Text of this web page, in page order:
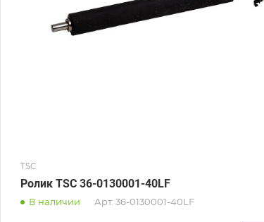
TSC
Ролик TSC 36-0130001-40LF
В наличии Арт. 36-0130001-40LF